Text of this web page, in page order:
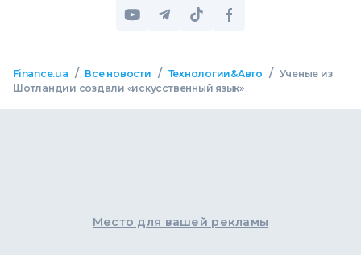
Finance.ua / Все новости / Технологии&Авто / Ученые из
Шотландии создали «искусственный язык»
Место для вашей рекламы